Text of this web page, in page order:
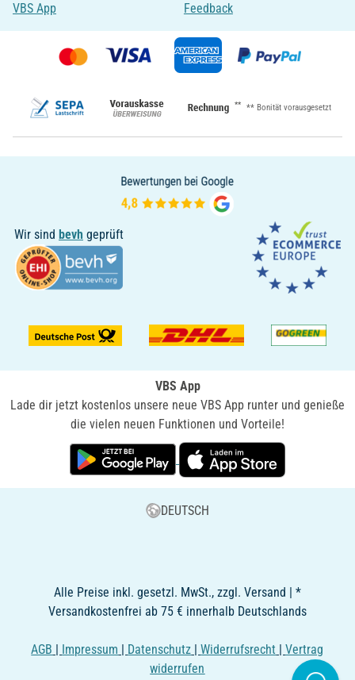
VBS App
Feedback
** ** Bonität vorausgesetzt
Wir sind bevh geprüft
VBS App
Lade dir jetzt kostenlos unsere neue VBS App runter und genieße
die vielen neuen Funktionen und Vorteile!
DEUTSCH
Alle Preise inkl. gesetzl. MwSt., zzgl. Versand | *
Versandkostenfrei ab 75 € innerhalb Deutschlands
AGB | Impressum | Datenschutz |Widerrufsrecht |Vertrag
widerrufen